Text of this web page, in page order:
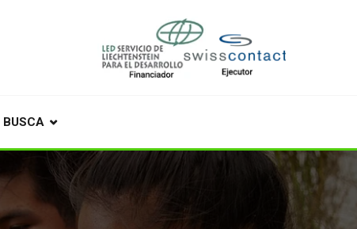
BUSCA